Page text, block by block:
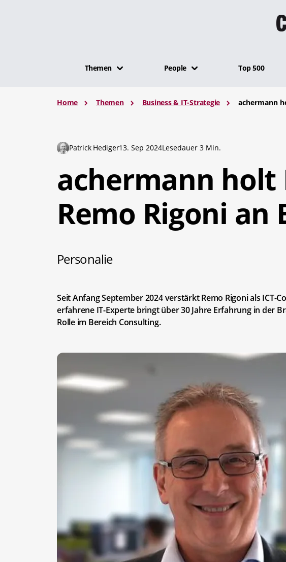
Themen People Top 500
Home Themen Business & IT-Strategie achermann
Patrick Hediger13. Sep 2024Lesedauer 3 Min.
achermann holt
Remo Rigoni an
Personalie
Seit Anfang September 2024 verstärkt Remo Rigoni als ICT-
erfahrene IT-Experte bringt über 30 Jahre Erfahrung in der
Rolle im Bereich Consulting.